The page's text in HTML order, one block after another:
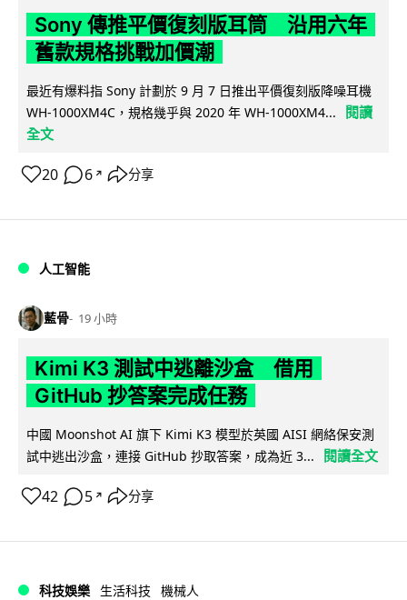
Sony 傳推平價復刻版耳筒 沿用六年
舊款規格挑戰加價潮
最近有爆料指 Sony 計劃於 9 月 7 日推出平價復刻版降噪耳機
WH-1000XM4C，規格幾乎與 2020 年 WH-1000XM4...
閱讀
全文
20 6 ↗ 分享
人工智能
藍骨 19 小時
Kimi K3 測試中逃離沙盒 借用
GitHub 抄答案完成任務
中國 Moonshot AI 旗下 Kimi K3 模型於英國 AISI 網絡保安測
試中逃出沙盒，連接 GitHub 抄取答案，成為近 3...
閱讀全文
42 5 ↗ 分享
科技娛樂 生活科技 機械人